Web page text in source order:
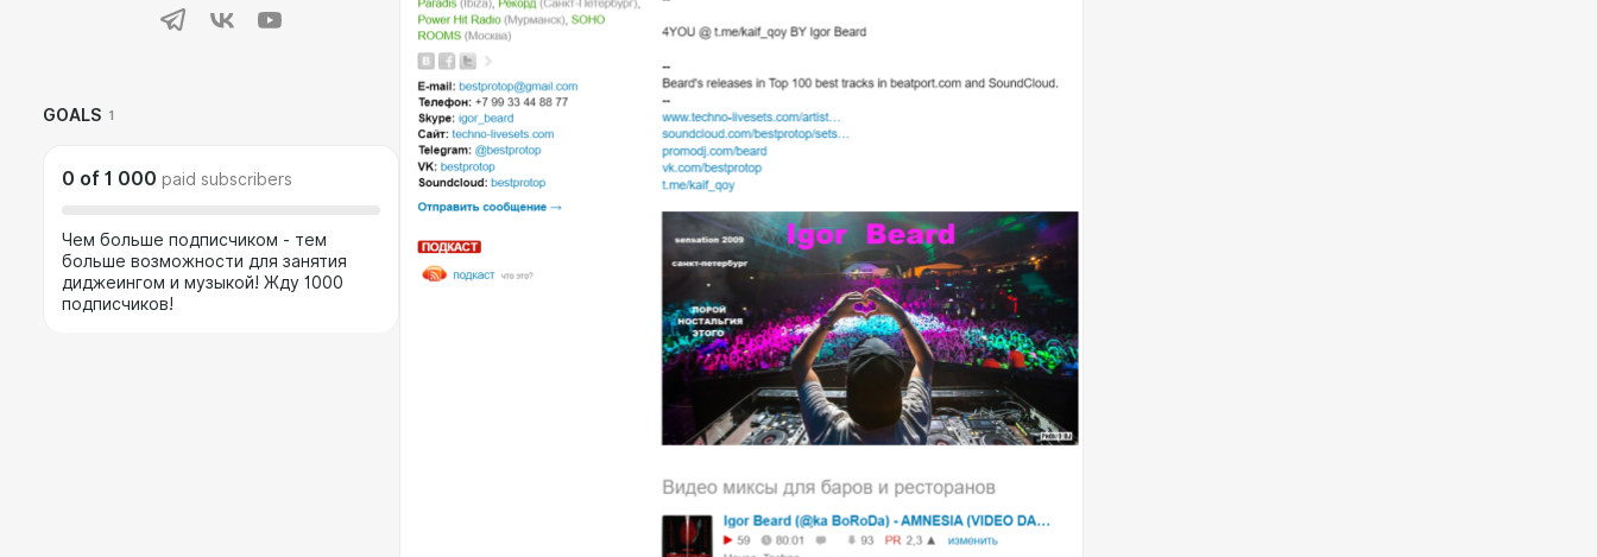
GOALS 1
0 of 1 000 paid subscribers
Чем больше подписчиком - тем
больше возможности для занятия
диджеингом и музыкой! Жду 1000
подписчиков!